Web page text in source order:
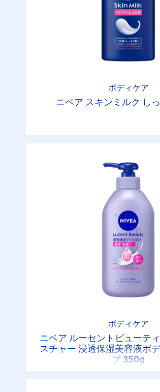
ボディケア
ニベア スキンミルク し
ボディケア
ニベア ルーセントビューテ
スチャー 浸透保湿美容液ボ
プ 350g